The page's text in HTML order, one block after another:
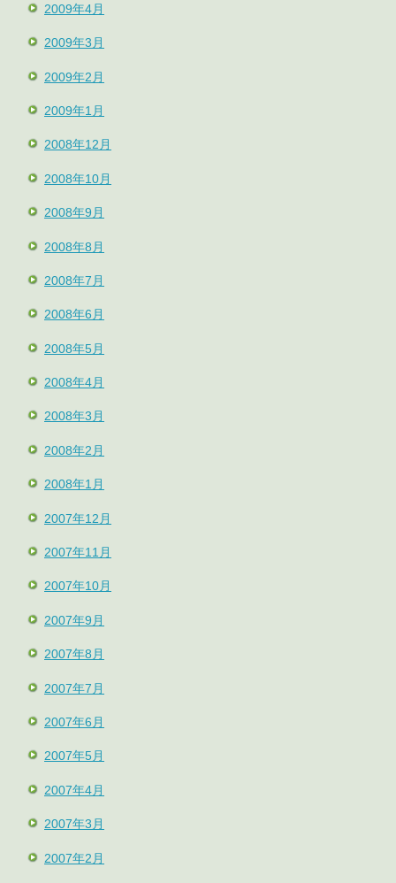
2009年4月
2009年3月
2009年2月
2009年1月
2008年12月
2008年10月
2008年9月
2008年8月
2008年7月
2008年6月
2008年5月
2008年4月
2008年3月
2008年2月
2008年1月
2007年12月
2007年11月
2007年10月
2007年9月
2007年8月
2007年7月
2007年6月
2007年5月
2007年4月
2007年3月
2007年2月